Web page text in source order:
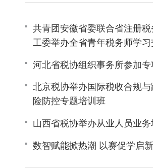
共青团安徽省委联合省注册
工委举办全省青年税务师学
河北省税协组织事务所参加
北京税协举办国际税收合规
险防控专题培训班
山西省税协举办从业人员业
数智赋能掀热潮 以赛促学启